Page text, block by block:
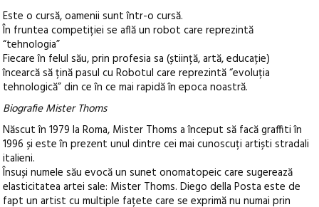
Este o cursă, oamenii sunt într-o cursă.
În fruntea competiției se află un robot care reprezintă
“tehnologia”
Fiecare în felul său, prin profesia sa (știință, artă, educație)
încearcă să țină pasul cu Robotul care reprezintă “evoluția
tehnologică” din ce în ce mai rapidă în epoca noastră.
Biografie Mister Thoms
Născut în 1979 la Roma, Mister Thoms a început să facă graffiti în
1996 și este în prezent unul dintre cei mai cunoscuți artiști stradali
italieni.
Însuși numele său evocă un sunet onomatopeic care sugerează
elasticitatea artei sale: Mister Thoms. Diego della Posta este de
fapt un artist cu multiple fațete care se exprimă nu numai prin